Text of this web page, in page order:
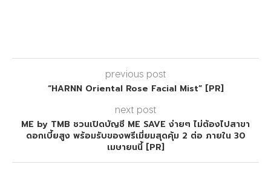
previous post
“HARNN Oriental Rose Facial Mist” [PR]
next post
ME by TMB ชวนเปิดบัญชี ME SAVE ง่ายๆ ไม่ต้องไปสาขา
ดอกเบี้ยสูง พร้อมรับของพรีเมี่ยมสุดคุ้ม 2 ต่อ ภายใน 30
เมษายนนี้ [PR]